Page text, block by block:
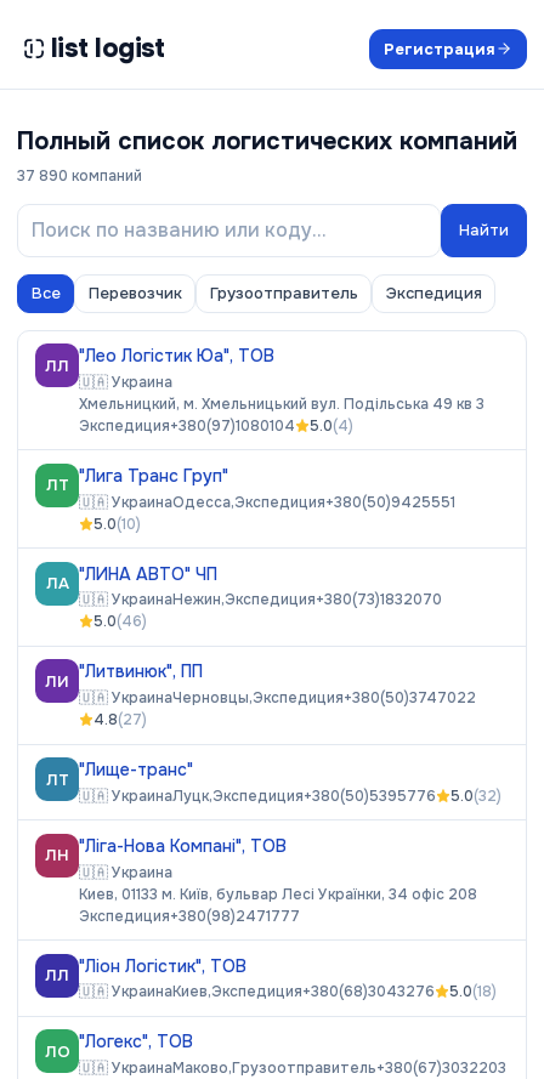
list logist Регистрация
Полный список логистических компаний
37 890 компаний
Найти
Все Перевозчик Грузоотправитель Экспедиция
ЛЛ "Лео Логістик Юа", ТОВ
🇺🇦Украина
Хмельницкий, м. Хмельницький вул. Подільська 49 кв 3
Экспедиция+380(97)1080104 5.0(4)
ЛТ "Лига Транс Груп"
🇺🇦УкраинаОдесса,Экспедиция+380(50)9425551
5.0(10)
ЛА "ЛИНА АВТО" ЧП
🇺🇦УкраинаНежин,Экспедиция+380(73)1832070
5.0(46)
ЛИ "Литвинюк", ПП
🇺🇦УкраинаЧерновцы,Экспедиция+380(50)3747022
4.8(27)
ЛТ "Лище-транс"
🇺🇦УкраинаЛуцк,Экспедиция+380(50)5395776 5.0(32)
ЛН "Ліга-Нова Компані", ТОВ
🇺🇦Украина
Киев, 01133 м. Київ, бульвар Лесі Українки, 34 офіс 208
Экспедиция+380(98)2471777
ЛЛ "Ліон Логістик", ТОВ
🇺🇦УкраинаКиев,Экспедиция+380(68)3043276 5.0(18)
ЛО "Логекс", ТОВ
🇺🇦УкраинаМаково,Грузоотправитель+380(67)3032203